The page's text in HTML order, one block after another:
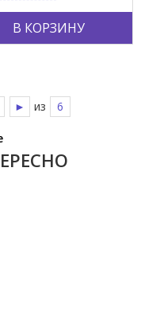
В КОРЗИНУ
► из 6